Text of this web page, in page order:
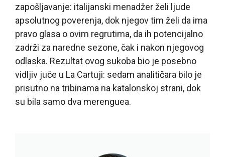
zapošljavanje: italijanski menadžer želi ljude
apsolutnog poverenja, dok njegov tim želi da ima
pravo glasa o ovim regrutima, da ih potencijalno
zadrži za naredne sezone, čak i nakon njegovog
odlaska. Rezultat ovog sukoba bio je posebno
vidljiv juče u La Cartuji: sedam analitičara bilo je
prisutno na tribinama na katalonskoj strani, dok
su bila samo dva merenguea.